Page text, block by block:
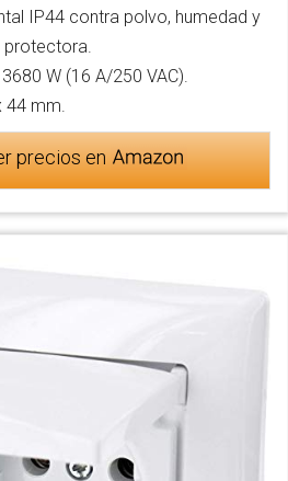
IP44 contra polvo, humedad y
protectora.
W (16 A/250 VAC).
44 mm.
precios en